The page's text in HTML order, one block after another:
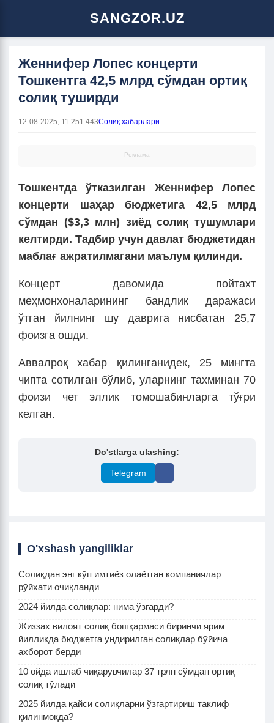
SANGZOR.UZ
Женнифер Лопес концерти
Тошкентга 42,5 млрд сўмдан ортиқ
солиқ туширди
12-08-2025, 11:251 443Солиқ хабарлари
Реклама
Тошкентда ўтказилган Женнифер Лопес
концерти шаҳар бюджетига 42,5 млрд
сўмдан ($3,3 млн) зиёд солиқ тушумлари
келтирди. Тадбир учун давлат бюджетидан
маблағ ажратилмагани маълум қилинди.
Концерт давомида пойтахт
меҳмонхоналарининг бандлик даражаси
ўтган йилнинг шу даврига нисбатан 25,7
фоизга ошди.
Аввалроқ хабар қилинганидек, 25 мингта
чипта сотилган бўлиб, уларнинг тахминан 70
фоизи чет эллик томошабинларга тўғри
келган.
Do'stlarga ulashing:
Telegram
O'xshash yangiliklar
Солиқдан энг кўп имтиёз олаётган компаниялар
рўйхати очиқланди
2024 йилда солиқлар: нима ўзгарди?
Жиззах вилоят солиқ бошқармаси биринчи ярим
йилликда бюджетга ундирилган солиқлар бўйича
ахборот берди
10 ойда ишлаб чиқарувчилар 37 трлн сўмдан ортиқ
солиқ тўлади
2025 йилда қайси солиқларни ўзгартириш таклиф
қилинмоқда?